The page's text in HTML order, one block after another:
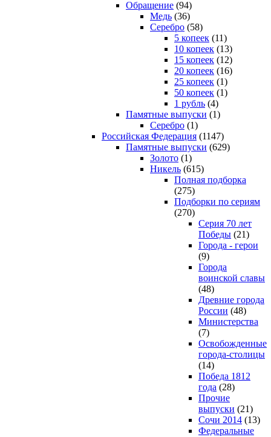
Обращение (94)
Медь (36)
Серебро (58)
5 копеек (11)
10 копеек (13)
15 копеек (12)
20 копеек (16)
25 копеек (1)
50 копеек (1)
1 рубль (4)
Памятные выпуски (1)
Серебро (1)
Российская Федерация (1147)
Памятные выпуски (629)
Золото (1)
Никель (615)
Полная подборка
(275)
Подборки по сериям
(270)
Серия 70 лет
Победы (21)
Города - герои
(9)
Города
воинской славы
(48)
Древние города
России (48)
Министерства
(7)
Освобожденные
города-столицы
(14)
Победа 1812
года (28)
Прочие
выпуски (21)
Сочи 2014 (13)
Федеральные